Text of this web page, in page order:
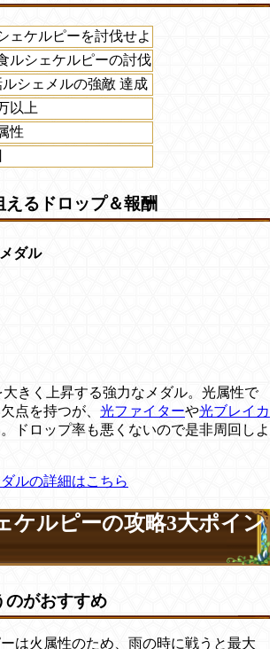
ェケルピーを討伐せよ
ルシェケルピーの討伐
ルシェメルの強敵 達成
以上
性
えるドロップ＆報酬
ダル
大きく上昇する強力なメダル。光属性で
点を持つが、 光ファイターや光ブレイカ
ドロップ率も悪くないので是非周回しよ
ルの詳細はこちら
ケルピーの攻略3大ポイン
のがおすすめ
は火属性のため、雨の時に戦うと最大